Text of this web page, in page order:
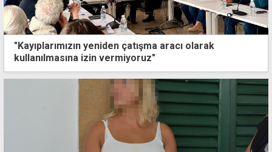
"Kayıplarımızın yeniden çatışma aracı olarak
kullanılmasına izin vermiyoruz"